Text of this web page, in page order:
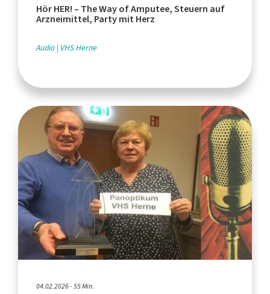
Hör HER! – The Way of Amputee, Steuern auf
Arzneimittel, Party mit Herz
Audio VHS Herne
04.02.2026 - 55 Min.